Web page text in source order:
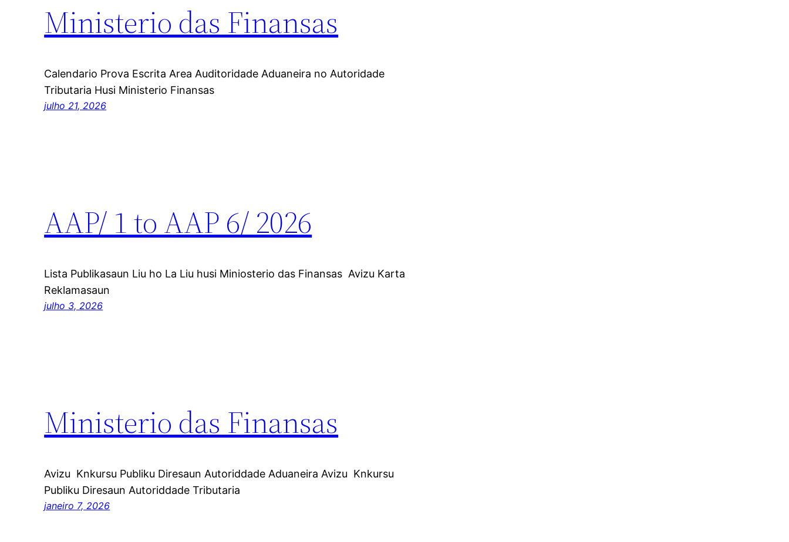
Ministerio das Finansas
Calendario Prova Escrita Area Auditoridade Aduaneira no Autoridade
Tributaria Husi Ministerio Finansas
julho 21, 2026
AAP/ 1 to AAP 6/ 2026
Lista Publikasaun Liu ho La Liu husi Miniosterio das Finansas Avizu Karta
Reklamasaun
julho 3, 2026
Ministerio das Finansas
Avizu Knkursu Publiku Diresaun Autoriddade Aduaneira Avizu Knkursu
Publiku Diresaun Autoriddade Tributaria
janeiro 7, 2026